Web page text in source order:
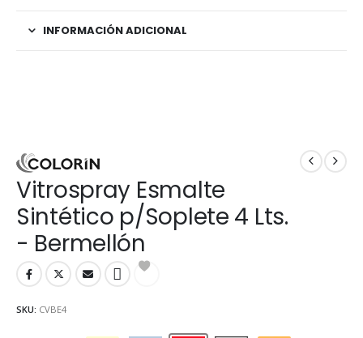
INFORMACIÓN ADICIONAL
Vitrospray Esmalte
Sintético p/Soplete 4 Lts.
- Bermellón
SKU: CVBE4